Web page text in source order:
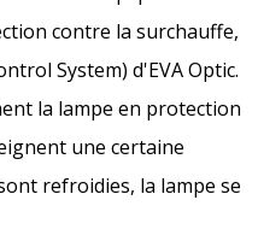
contre la surchauffe,
System) d'EVA Optic.
la lampe en protection
une certaine
refroidies, la lampe se